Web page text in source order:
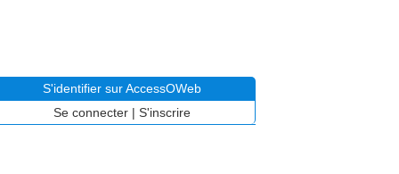
S'identifier sur AccessOWeb
Se connecter | S'inscrire